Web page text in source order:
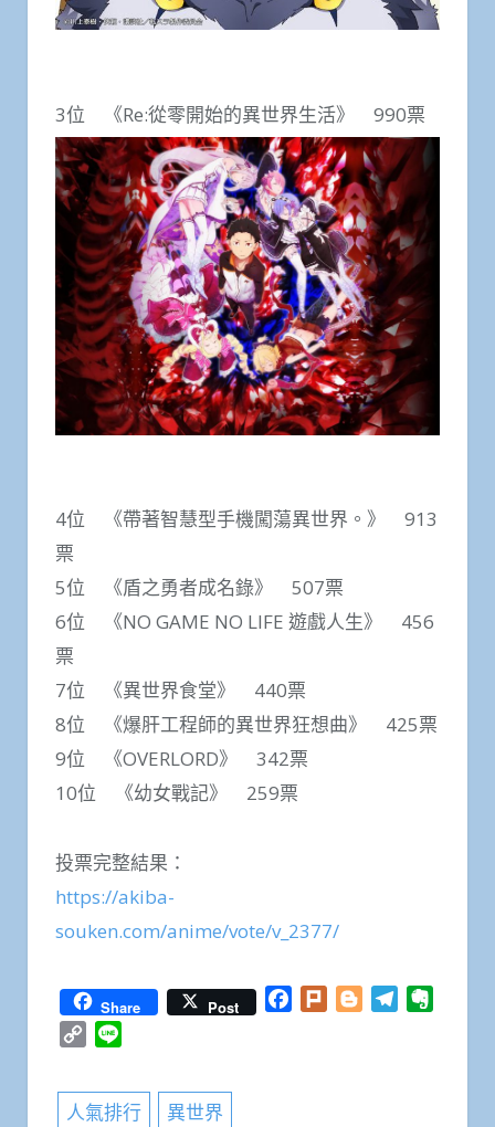
3位 《Re:從零開始的異世界生活》 990票
4位 《帶著智慧型手機闖蕩異世界。》 913
票
5位 《盾之勇者成名錄》 507票
6位 《NO GAME NO LIFE 遊戲人生》 456
票
7位 《異世界食堂》 440票
8位 《爆肝工程師的異世界狂想曲》 425票
9位 《OVERLORD》 342票
10位 《幼女戰記》 259票
投票完整結果：
https://akiba-
souken.com/anime/vote/v_2377/
Share Post Facebook
Plurk BloggerTelegram
Copy
人氣排行 異世界